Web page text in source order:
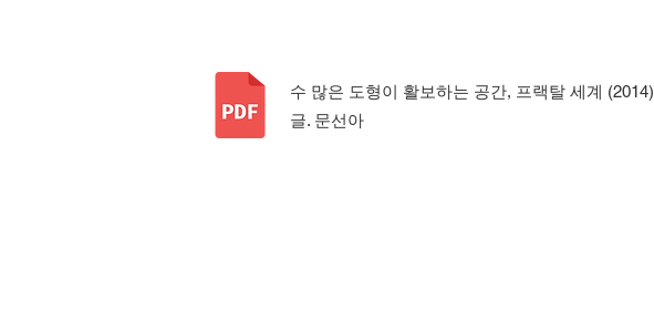
수 많은 도형이 활보하는 공간, 프랙탈 세계 (2014)
​글. 문선아